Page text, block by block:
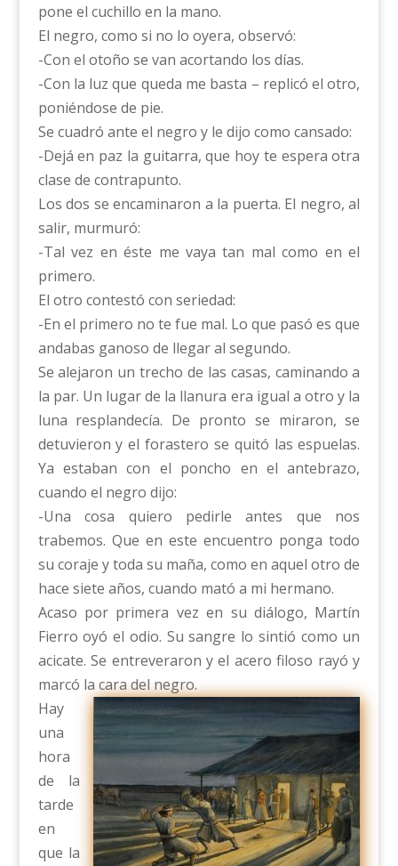
pone el cuchillo en la mano.
El negro, como si no lo oyera, observó:
-Con el otoño se van acortando los días.
-Con la luz que queda me basta – replicó el otro,
poniéndose de pie.
Se cuadró ante el negro y le dijo como cansado:
-Dejá en paz la guitarra, que hoy te espera otra
clase de contrapunto.
Los dos se encaminaron a la puerta. El negro, al
salir, murmuró:
-Tal vez en éste me vaya tan mal como en el
primero.
El otro contestó con seriedad:
-En el primero no te fue mal. Lo que pasó es que
andabas ganoso de llegar al segundo.
Se alejaron un trecho de las casas, caminando a
la par. Un lugar de la llanura era igual a otro y la
luna resplandecía. De pronto se miraron, se
detuvieron y el forastero se quitó las espuelas.
Ya estaban con el poncho en el antebrazo,
cuando el negro dijo:
-Una cosa quiero pedirle antes que nos
trabemos. Que en este encuentro ponga todo
su coraje y toda su maña, como en aquel otro de
hace siete años, cuando mató a mi hermano.
Acaso por primera vez en su diálogo, Martín
Fierro oyó el odio. Su sangre lo sintió como un
acicate. Se entreveraron y el acero filoso rayó y
marcó la cara del negro.
Hay
una
hora
de la
tarde
en
que la